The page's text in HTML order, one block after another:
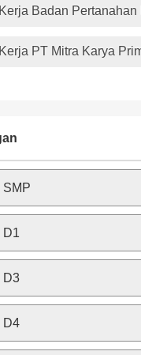
Badan Pertanahan
PT Mitra Karya
SMP
D1
D3
D4